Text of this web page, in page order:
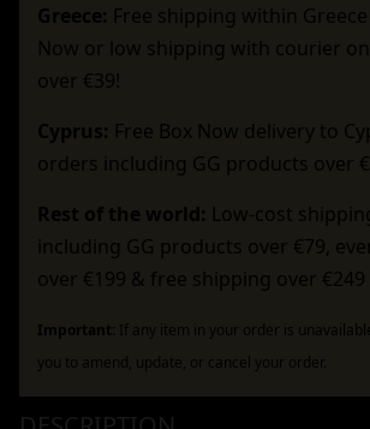
Greece: Free shipping within Greece
Now or low shipping with courier
over €39!
Cyprus: Free Box Now delivery to
orders including GG products over
Rest of the world: Low-cost
including GG products over €79,
over €199 & free shipping over €249
Important:
If any item in your order is
you to amend, update, or cancel your order.